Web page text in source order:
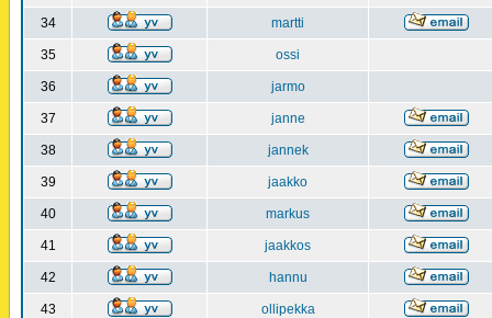
34 martti
35 ossi
36 jarmo
37 janne
38 jannek
39 jaakko
40 markus
41 jaakkos
42 hannu
43 ollipekka